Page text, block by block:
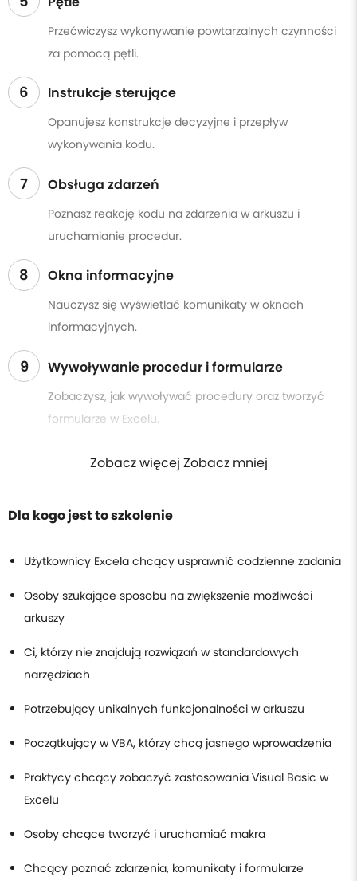
Przećwiczysz wykonywanie powtarzalnych czynności
za pomocą pętli.
6 Instrukcje sterujące
Opanujesz konstrukcje decyzyjne i przepływ
wykonywania kodu.
7 Obsługa zdarzeń
Poznasz reakcję kodu na zdarzenia w arkuszu i
uruchamianie procedur.
8 Okna informacyjne
Nauczysz się wyświetlać komunikaty w oknach
informacyjnych.
9 Wywoływanie procedur i formularze
Zobaczysz, jak wywoływać procedury oraz tworzyć
formularze w Excelu.
Zobacz więcej Zobacz mniej
Dla kogo jest to szkolenie
Użytkownicy Excela chcący usprawnić codzienne zadania
Osoby szukające sposobu na zwiększenie możliwości
arkuszy
Ci, którzy nie znajdują rozwiązań w standardowych
narzędziach
Potrzebujący unikalnych funkcjonalności w arkuszu
Początkujący w VBA, którzy chcą jasnego wprowadzenia
Praktycy chcący zobaczyć zastosowania Visual Basic w
Excelu
Osoby chcące tworzyć i uruchamiać makra
Chcący poznać zdarzenia, komunikaty i formularze